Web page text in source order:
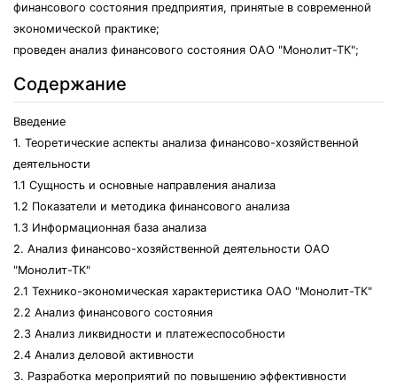
финансового состояния предприятия, принятые в современной
экономической практике;
проведен анализ финансового состояния ОАО "Монолит-ТК";
Содержание
Введение
1. Теоретические аспекты анализа финансово-хозяйственной
деятельности
1.1 Сущность и основные направления анализа
1.2 Показатели и методика финансового анализа
1.3 Информационная база анализа
2. Анализ финансово-хозяйственной деятельности ОАО
"Монолит-ТК"
2.1 Технико-экономическая характеристика ОАО "Монолит-ТК"
2.2 Анализ финансового состояния
2.3 Анализ ликвидности и платежеспособности
2.4 Анализ деловой активности
3. Разработка мероприятий по повышению эффективности